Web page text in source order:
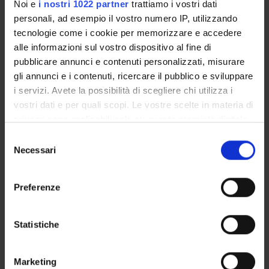
Noi e i nostri 1022 partner trattiamo i vostri dati
personali, ad esempio il vostro numero IP, utilizzando
tecnologie come i cookie per memorizzare e accedere
alle informazioni sul vostro dispositivo al fine di
pubblicare annunci e contenuti personalizzati, misurare
gli annunci e i contenuti, ricercare il pubblico e sviluppare
i servizi. Avete la possibilità di scegliere chi utilizza i
vostri dati e per quali scopi. Le vostre scelte in materia di
modificare o revocare il proprio consenso in qualsiasi
momento dalla Dichiarazione sui cookie o facendo clic
raccogliere informazioni sulla tua posizione
geografica, con un'approssimazione di qualche
Identificare il tuo dispositivo, scansionandolo
delNecessari
Preferenze
Statistiche
Marketing
Discipline dello Spettacolo
Visual and performing arts, design, arts-based research
SECTIONS
TITLE
La professionalità rappresentativa nel “théâtre de société”
Teoria e prassi tragica di Saverio Bettinelli: corollari veronesi
La vocazione teatrale di Alessandro Carli. Un tentativo di